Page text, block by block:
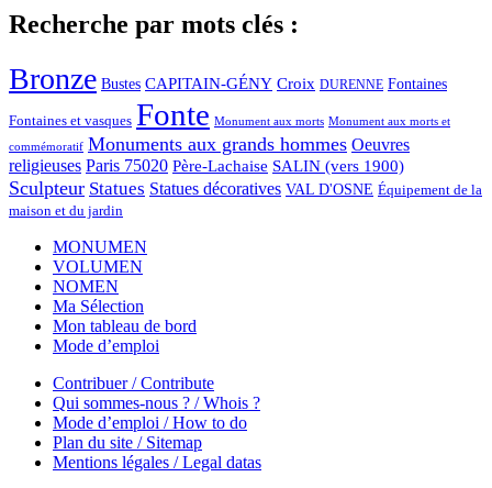
Recherche par mots clés :
Bronze Bustes CAPITAIN-GÉNY Croix DURENNE Fontaines
Fontaines et vasques Fonte Monument aux morts Monument aux morts et
commémoratif Monuments aux grands hommes Oeuvres
religieuses Paris 75020 Père-Lachaise SALIN (vers 1900)
Sculpteur Statues Statues décoratives VAL D'OSNE Équipement de la
maison et du jardin
MONUMEN
VOLUMEN
NOMEN
Ma Sélection
Mon tableau de bord
Mode d’emploi
Contribuer / Contribute
Qui sommes-nous ? / Whois ?
Mode d’emploi / How to do
Plan du site / Sitemap
Mentions légales / Legal datas